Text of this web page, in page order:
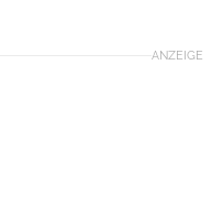
ANZEIGE